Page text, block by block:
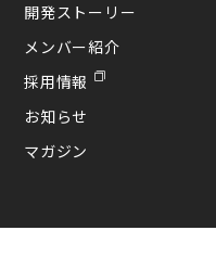
開発ストーリー
メンバー紹介
採用情報
お知らせ
マガジン